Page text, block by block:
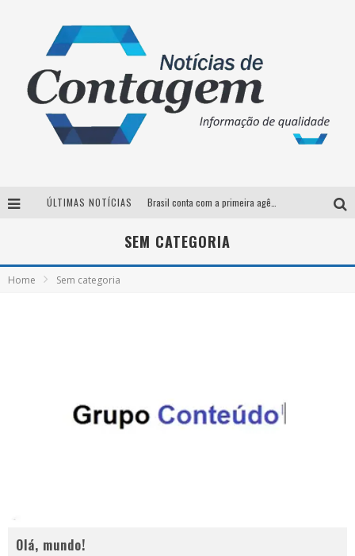
ÚLTIMAS NOTÍCIAS
Votação para o concurso Rainha do Pedro Leopoldo Rodeio Show 2026 é liberada no G1
SEM CATEGORIA
Home Sem categoria
Olá, mundo!